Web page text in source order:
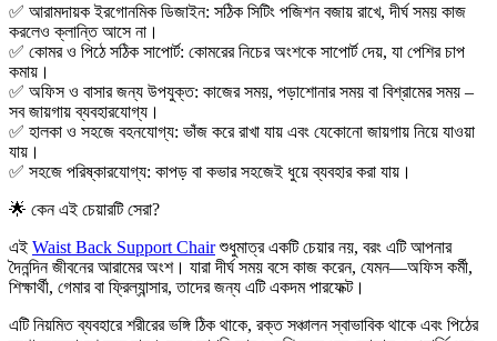
✅ আরামদায়ক ইরগোনমিক ডিজাইন: সঠিক সিটিং পজিশন বজায় রাখে, দীর্ঘ সময় কাজ
করলেও ক্লান্তি আসে না।
✅ কোমর ও পিঠে সঠিক সাপোর্ট: কোমরের নিচের অংশকে সাপোর্ট দেয়, যা পেশির চাপ
কমায়।
✅ অফিস ও বাসার জন্য উপযুক্ত: কাজের সময়, পড়াশোনার সময় বা বিশ্রামের সময় –
সব জায়গায় ব্যবহারযোগ্য।
✅ হালকা ও সহজে বহনযোগ্য: ভাঁজ করে রাখা যায় এবং যেকোনো জায়গায় নিয়ে যাওয়া
যায়।
✅ সহজে পরিষ্কারযোগ্য: কাপড় বা কভার সহজেই ধুয়ে ব্যবহার করা যায়।
🌟 কেন এই চেয়ারটি সেরা?
এই Waist Back Support Chairশুধুমাত্র একটি চেয়ার নয়, বরং এটি আপনার
দৈনন্দিন জীবনের আরামের অংশ। যারা দীর্ঘ সময় বসে কাজ করেন, যেমন—অফিস কর্মী,
শিক্ষার্থী, গেমার বা ফ্রিল্যান্সার, তাদের জন্য এটি একদম পারফেক্ট।
এটি নিয়মিত ব্যবহারে শরীরের ভঙ্গি ঠিক থাকে, রক্ত সঞ্চালন স্বাভাবিক থাকে এবং পিঠের